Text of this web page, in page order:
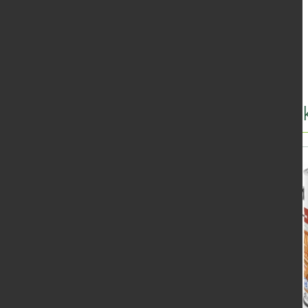
Další